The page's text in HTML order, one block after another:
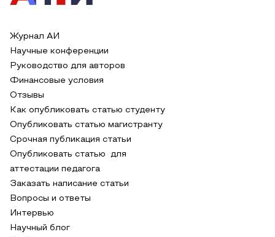
Журнал АИ
Научные конференции
Руководство для авторов
Финансовые условия
Отзывы
Как опубликовать статью студенту
Опубликовать статью магистранту
Срочная публикация статьи
Опубликовать статью для
аттестации педагога
Заказать написание статьи
Вопросы и ответы
Интервью
Научный блог